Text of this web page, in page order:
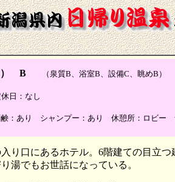
） B （泉質B、浴室B、設備C、眺めB
日：なし
：あり シャンプー：あり 休憩所：ロビー
り口にあるホテル。6階建ての目立
湯でもお世話になっている。